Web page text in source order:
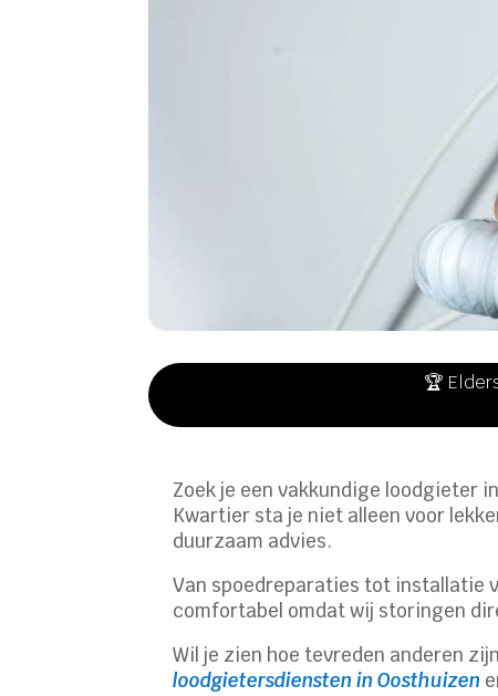
🏆
Zoek je een vakkundige loodgieter
Kwartier sta je niet alleen voor
duurzaam advies.
Van spoedreparaties tot installatie
comfortabel omdat wij storingen
Wil je zien hoe tevreden anderen
loodgietersdiensten in Oosthuizen